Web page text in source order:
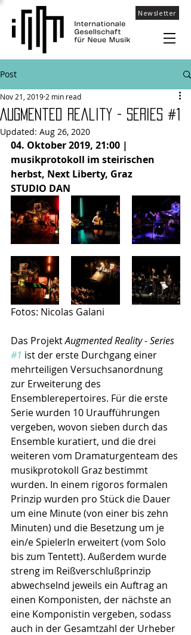
Newsletter
Post
Augmented Reality - Series #1
Nov 21, 2019 2 min read
Updated: Aug 26, 2020
04. Oktober 2019, 21:00 |
musikprotokoll im steirischen
herbst, Next Liberty, Graz
STUDIO DAN
Fotos: Nicolas Galani
Das Projekt Augmented Reality - Series
#1 ist der erste Durchgang einer
mehrteiligen Versuchsanordnung
zur Erweiterung des
Ensemblerepertoires. Für die erste
Serie wurden 10 Uraufführungen
vergeben, wovon sieben durch das
Ensemble kuratiert, und die drei
weiteren vom Dramaturgenteam des
musikprotokoll Graz bestimmt
wurden. In einem rigoros formalen
Prinzip wurden pro Stück die Dauer
um eine Minute (von einer bis zehn
Minuten) und die Besetzung um je
ein/e SpielerIn erweitert (vom Solo
bis zum Tentett). Außerdem wurde
streng im Reißverschlußprinzip
abwechselnd jeweils ein Auftrag an
einen Komponisten, der nächste an
eine Komponistin vergeben, sodass
auch in der Gesamtzahl der Urheber